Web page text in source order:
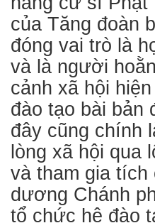
của Tăng đoàn
đóng vai trò là
và là người
cảnh xã hội
đào tạo bài bản
đây cũng chính
lòng xã hội qua
và tham gia tích
dương Chánh
tổ chức hệ đào